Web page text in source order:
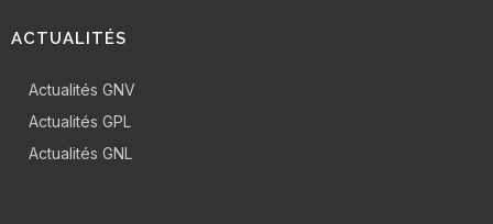
ACTUALITÉS
Actualités GNV
Actualités GPL
Actualités GNL